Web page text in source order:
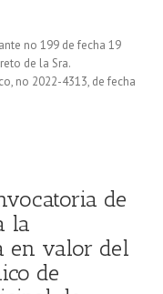
no 199 de fecha 19
de la Sra.
no 2022-4313, de fecha
de
la
en valor del
de